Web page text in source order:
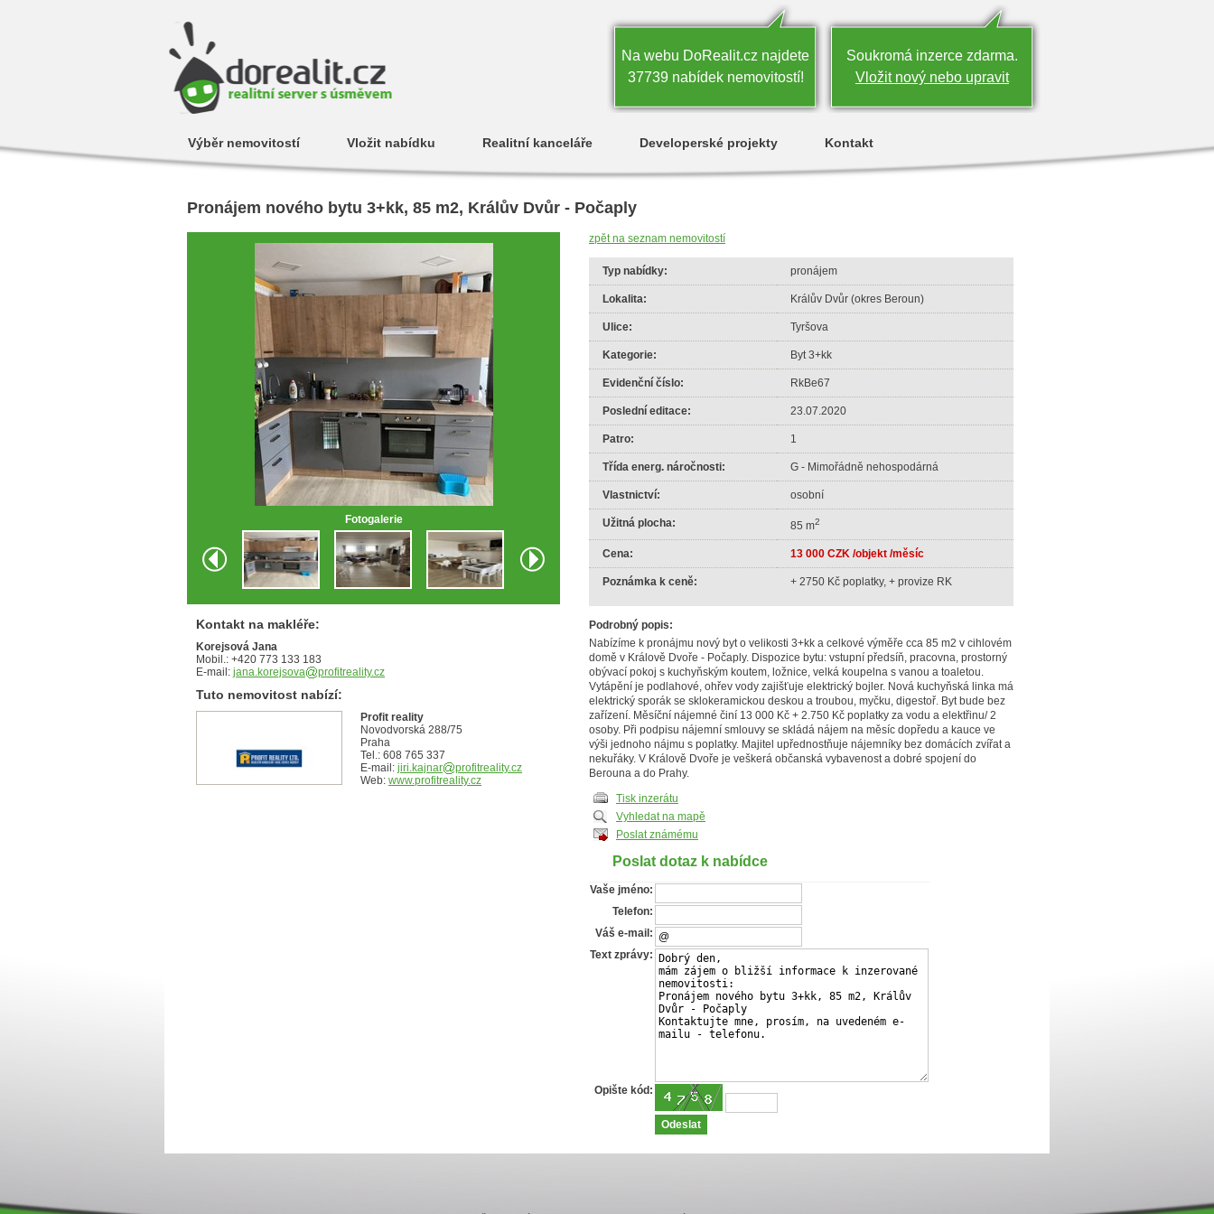
Na webu DoRealit.cz najdete
37739 nabídek nemovitostí!
Soukromá inzerce zdarma.
Vložit nový nebo upravit
Výběr nemovitostí Vložit nabídku Realitní kanceláře Developerské projekty Kontakt
Pronájem nového bytu 3+kk, 85 m2, Králův Dvůr - Počaply
Fotogalerie
Kontakt na makléře:
Korejsová Jana
Mobil.: +420 773 133 183
E-mail: jana.korejsova profitreality.cz
Tuto nemovitost nabízí:
Profit reality
Novodvorská 288/75
Praha
Tel.: 608 765 337
E-mail: jiri.kajnar
profitreality.cz
Web: www.profitreality.cz
zpět na seznam nemovitostí
Typ nabídky: pronájem
Lokalita: Králův Dvůr (okres Beroun)
Ulice: Tyršova
Kategorie: Byt 3+kk
Evidenční číslo: RkBe67
Poslední editace: 23.07.2020
Patro: 1
Třída energ. náročnosti: G - Mimořádně nehospodárná
Vlastnictví: osobní
Užitná plocha: 85 m2
Cena: 13 000 CZK /objekt /měsíc
Poznámka k ceně: + 2750 Kč poplatky, + provize RK
Podrobný popis:
Nabízíme k pronájmu nový byt o velikosti 3+kk a celkové výměře cca 85 m2 v cihlovém
domě v Králově Dvoře - Počaply. Dispozice bytu: vstupní předsíň, pracovna, prostorný
obývací pokoj s kuchyňským koutem, ložnice, velká koupelna s vanou a toaletou.
Vytápění je podlahové, ohřev vody zajišťuje elektrický bojler. Nová kuchyňská linka má
elektrický sporák se sklokeramickou deskou a troubou, myčku, digestoř. Byt bude bez
zařízení. Měsíční nájemné činí 13 000 Kč + 2.750 Kč poplatky za vodu a elektřinu/ 2
osoby. Při podpisu nájemní smlouvy se skládá nájem na měsíc dopředu a kauce ve
výši jednoho nájmu s poplatky. Majitel upřednostňuje nájemníky bez domácích zvířat a
nekuřáky. V Králově Dvoře je veškerá občanská vybavenost a dobré spojení do
Berouna a do Prahy.
Tisk inzerátu
Vyhledat na mapě
Poslat známému
Poslat dotaz k nabídce
Vaše jméno:
Telefon:
Váš e-mail:
Text zprávy:
Opište kód: